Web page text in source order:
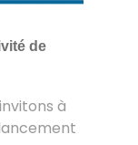
de
à